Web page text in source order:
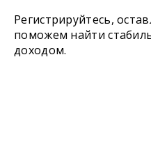
Регистрируйтесь,
поможем найти
доходом.